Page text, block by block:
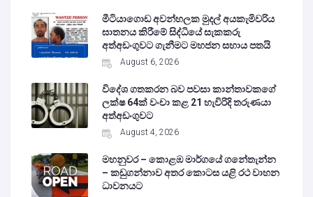
මීටියාගොඩ අවන්හලක මුදල් අයකැමිවරිය
ඝාතනය කිරීමේ සිද්ධියේ සැකකරු
අත්අඩංගුවට ගැනීමට මහජන සහාය පතයි
August 6, 2026
විදේශ ගතකරන බව පවසා කාන්තාවකගේ
ලක්ෂ 64ක් වංචා කළ 21 හැවිරිදි තරුණයා
අත්අඩංගුවට
August 4, 2026
මහනුවර – කොළඹ මාර්ගයේ ගනේතැන්න
– කඩුගන්නාව අතර කොටස යළි රථ වාහන
ධාවනයට